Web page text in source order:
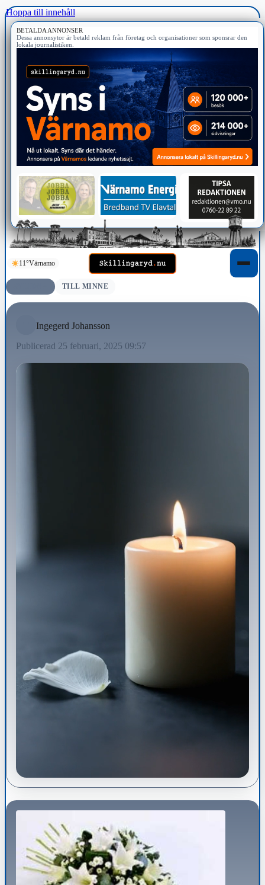
Hoppa till innehåll
BETALDA ANNONSER
Dessa annonsytor är betald reklam från företag och organisationer som sponsrar den
lokala journalistiken.
11°Värnamo
TILL MINNE
Ingegerd Johansson
Publicerad 25 februari, 2025 09:57